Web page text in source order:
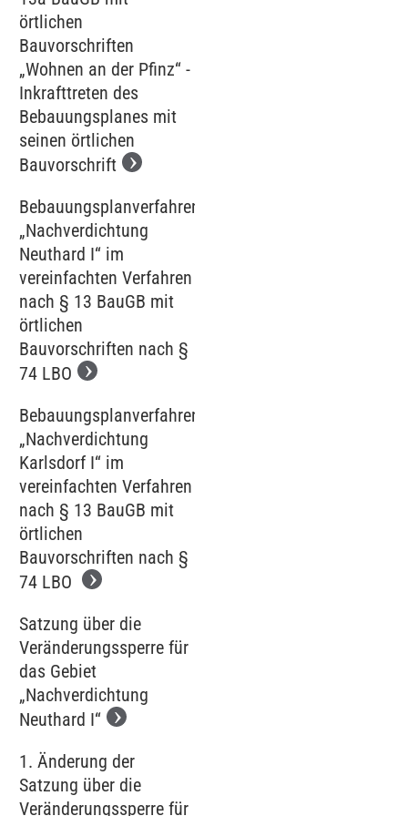
örtlichen
Bauvorschriften
„Wohnen an der Pfinz“ -
Inkrafttreten des
Bebauungsplanes mit
seinen örtlichen
Bauvorschrift
Bebauungsplanverfahren
„Nachverdichtung
Neuthard I“ im
vereinfachten Verfahren
nach § 13 BauGB mit
örtlichen
Bauvorschriften nach §
74 LBO
Bebauungsplanverfahren
„Nachverdichtung
Karlsdorf I“ im
vereinfachten Verfahren
nach § 13 BauGB mit
örtlichen
Bauvorschriften nach §
74 LBO
Satzung über die
Veränderungssperre für
das Gebiet
„Nachverdichtung
Neuthard I“
1. Änderung der
Satzung über die
Veränderungssperre für